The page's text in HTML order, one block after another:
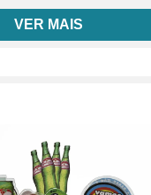
0out of 5
VER MAIS